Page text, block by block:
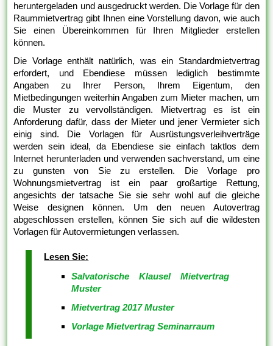
heruntergeladen und ausgedruckt werden. Die Vorlage für den
Raummietvertrag gibt Ihnen eine Vorstellung davon, wie auch
Sie einen Übereinkommen für Ihren Mitglieder erstellen
können.
Die Vorlage enthält natürlich, was ein Standardmietvertrag
erfordert, und Ebendiese müssen lediglich bestimmte
Angaben zu Ihrer Person, Ihrem Eigentum, den
Mietbedingungen weiterhin Angaben zum Mieter machen, um
die Muster zu vervollständigen. Mietvertrag es ist ein
Anforderung dafür, dass der Mieter und jener Vermieter sich
einig sind. Die Vorlagen für Ausrüstungsverleihverträge
werden sein ideal, da Ebendiese sie einfach taktlos dem
Internet herunterladen und verwenden sachverstand, um eine
zu gunsten von Sie zu erstellen. Die Vorlage pro
Wohnungsmietvertrag ist ein paar großartige Rettung,
angesichts der tatsache Sie sie sehr wohl auf die gleiche
Weise designen können. Um den neuen Autovertrag
abgeschlossen erstellen, können Sie sich auf die wildesten
Vorlagen für Autovermietungen verlassen.
Lesen Sie:
Salvatorische Klausel Mietvertrag
Muster
Mietvertrag 2017 Muster
Vorlage Mietvertrag Seminarraum